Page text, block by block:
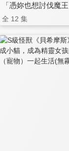
全 12 集